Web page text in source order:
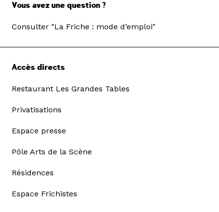
© Caroline Dutrey – Oupa
Sibeko – The dish
© Caroline Dutrey – Alain
Vous avez une question ?
Consulter "La Friche : mode d’emploi"
Accès directs
Restaurant Les Grandes Tables
Privatisations
Espace presse
Pôle Arts de la Scène
Résidences
Espace Frichistes